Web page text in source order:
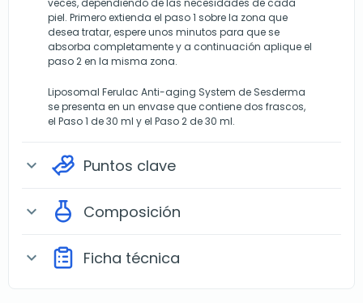
veces, dependiendo de las necesidades de cada
piel. Primero extienda el paso 1 sobre la zona que
desea tratar, espere unos minutos para que se
absorba completamente y a continuación aplique el
paso 2 en la misma zona.
Liposomal Ferulac Anti-aging System de Sesderma
se presenta en un envase que contiene dos frascos,
el Paso 1 de 30 ml y el Paso 2 de 30 ml.
expand_more Puntos clave
expand_more Composición
expand_more Ficha técnica